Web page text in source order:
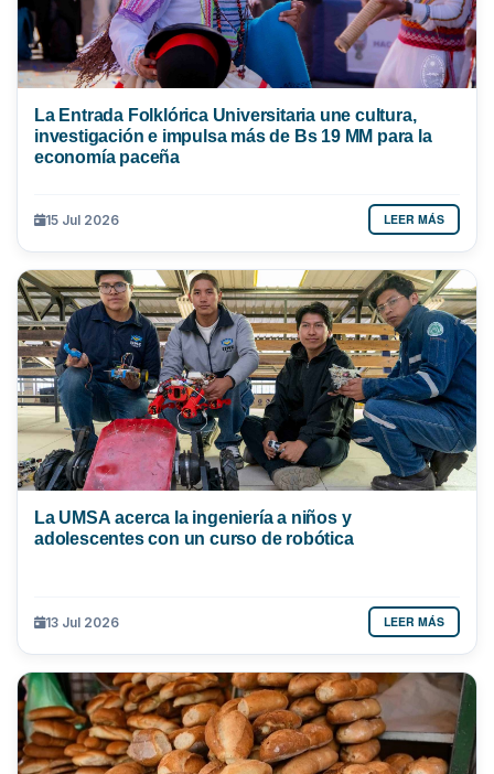
La Entrada Folklórica Universitaria une cultura,
investigación e impulsa más de Bs 19 MM para la
economía paceña
15 Jul 2026 LEER MÁS
La UMSA acerca la ingeniería a niños y
adolescentes con un curso de robótica
13 Jul 2026 LEER MÁS